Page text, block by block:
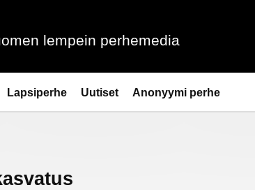
lempein perhemedia
Lapsiperhe Uutiset Anonyymi perhe